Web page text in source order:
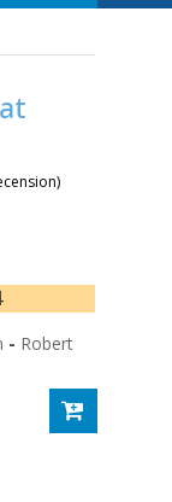
- Robert